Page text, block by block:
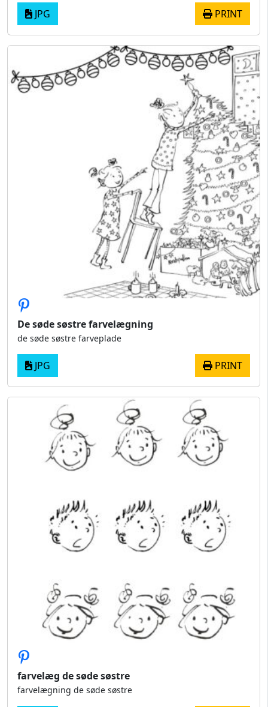
JPG PRINT
De søde søstre farvelægning
de søde søstre farveplade
JPG PRINT
farvelæg de søde søstre
farvelægning de søde søstre